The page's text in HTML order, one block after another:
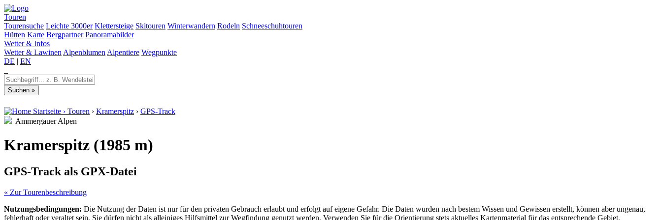
Touren
Tourensuche Leichte 3000er Klettersteige Skitouren Winterwandern Rodeln Schneeschuhtouren
Hütten Karte Bergpartner Panoramabilder
Wetter & Infos
Wetter & Lawinen Alpenblumen Alpentiere Wegpunkte
DE | EN
Startseite › Touren › Kramerspitz › GPS-Track
Ammergauer Alpen
Kramerspitz (1985 m)
GPS-Track als GPX-Datei
« Zur Tourenbeschreibung
Nutzungsbedingungen: Die Nutzung der Daten ist nur für den privaten Gebrauch erlaubt und erfolgt auf eigene Gefahr. Die Daten wurden nach bestem Wissen und Gewissen erstellt, können aber ungenau,
fehlerhaft oder veraltet sein. Sie dürfen nicht als alleiniges Hilfsmittel zur Wegfindung genutzt werden. Verwenden Sie für die Orientierung stets aktuelles Kartenmaterial für das entsprechende Gebiet.